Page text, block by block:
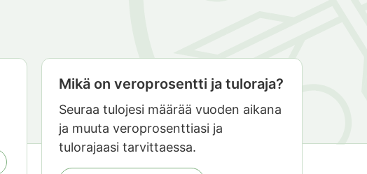
Mikä on veroprosentti ja tuloraja?
Seuraa tulojesi määrää vuoden aikana
ja muuta veroprosenttiasi ja
tulorajaasi tarvittaessa.